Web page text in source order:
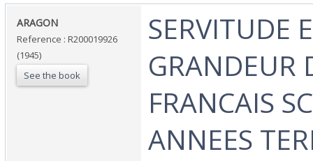
‎ARAGON‎
Reference : R200019926
(1945)
See the book
‎SERVITUDE
GRANDEUR
FRANCAIS
ANNEES